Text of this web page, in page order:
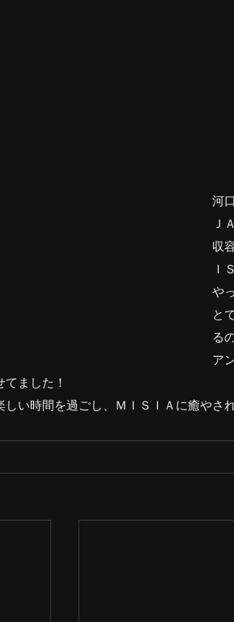
河
Ｊ
収
Ｉ
や
と
る
ア
ました！
い時間を過ごし、ＭＩＳＩＡに癒やさ